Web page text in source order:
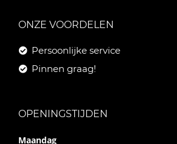
ONZE VOORDELEN
Persoonlijke service
Pinnen graag!
OPENINGSTIJDEN
Maandag